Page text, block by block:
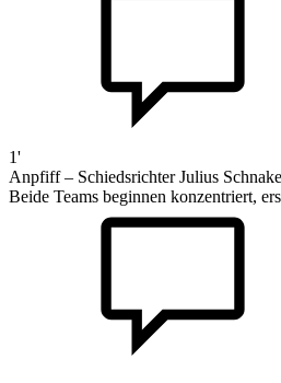
1'
Anpfiff – Schiedsrichter Julius
Beide Teams beginnen konzentriert,